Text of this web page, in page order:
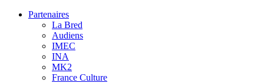
Partenaires
La Bred
Audiens
IMEC
INA
MK2
France Culture